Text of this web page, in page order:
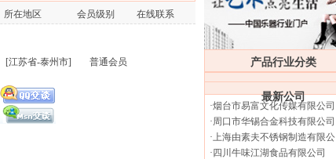
所在地区 会员级别 在线联系
[江苏省-泰州市] 普通会员 产品行业分类
最新公司
·烟台市易富文化传媒有限公司
·周口市华锡合金科技有限公司
·上海由素夫不锈钢制造有限公
· 四川牛味江湖食品有限公司